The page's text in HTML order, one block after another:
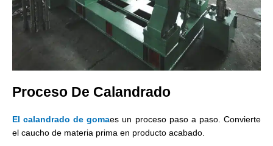
Proceso De Calandrado
El calandrado de gomaes un proceso paso a paso. Convierte
el caucho de materia prima en producto acabado.